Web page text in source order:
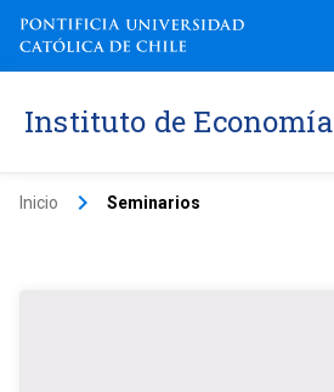
Instituto de Economía
Inicio keyboard_arrow_right Seminarios